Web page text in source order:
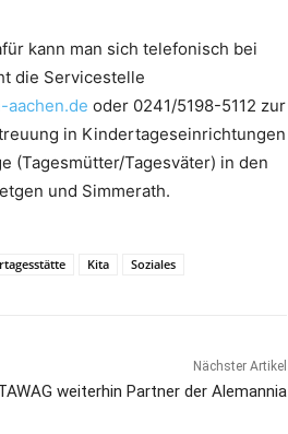
kann man sich telefonisch bei
die Servicestelle
aachen.de oder 0241/5198-5112 zur
in Kindertageseinrichtungen
(Tagesmütter/Tagesväter) in den
und Simmerath.
Kita
Soziales
Nächster Artikel
weiterhin Partner der Alemannia